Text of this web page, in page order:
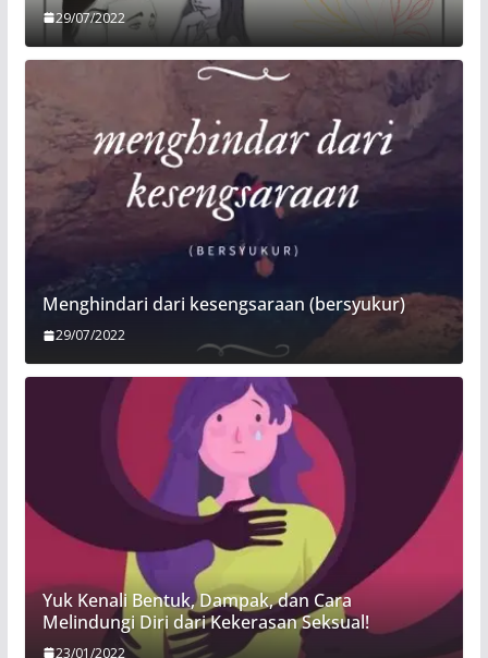
29/07/2022
Menghindari dari kesengsaraan (bersyukur)
29/07/2022
Yuk Kenali Bentuk, Dampak, dan Cara
Melindungi Diri dari Kekerasan Seksual!
23/01/2022